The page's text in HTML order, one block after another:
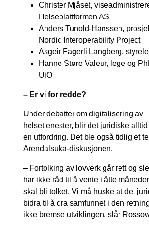
Christer Mjåset,
Helseplattformen AS
Anders Tunold-Hanssen,
Nordic Interoperability Project
Asgeir Fagerli Langberg,
Hanne Støre Valeur, lege og
UiO
– Er vi for redde?
Under debatter om digitalisering av
helsetjenester, blir det juridiske
en utfordring. Det ble også tidlig et
Arendalsuka-diskusjonen.
– Fortolking av lovverk går rett og
har ikke råd til å vente i åtte
skal bli tolket. Vi må huske at det
bidra til å dra samfunnet i den
ikke bremse utviklingen, slår